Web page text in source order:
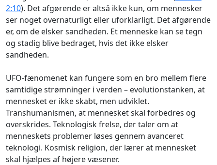
2:10). Det afgørende er altså ikke kun, om mennesker
ser noget overnaturligt eller uforklarligt. Det afgørende
er, om de elsker sandheden. Et menneske kan se tegn
og stadig blive bedraget, hvis det ikke elsker
sandheden.
UFO-fænomenet kan fungere som en bro mellem flere
samtidige strømninger i verden – evolutionstanken, at
mennesket er ikke skabt, men udviklet.
Transhumanismen, at mennesket skal forbedres og
overskrides. Teknologisk frelse, der taler om at
menneskets problemer løses gennem avanceret
teknologi. Kosmisk religion, der lærer at mennesket
skal hjælpes af højere væsener.